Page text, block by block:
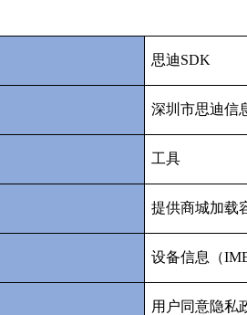
思迪SDK
深圳市思迪信
工具
提供商城加载
设备信息（
用户同意隐私